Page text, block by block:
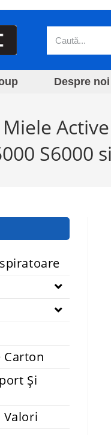
Despre noi
Active
S6000
Carton
Și
Valori